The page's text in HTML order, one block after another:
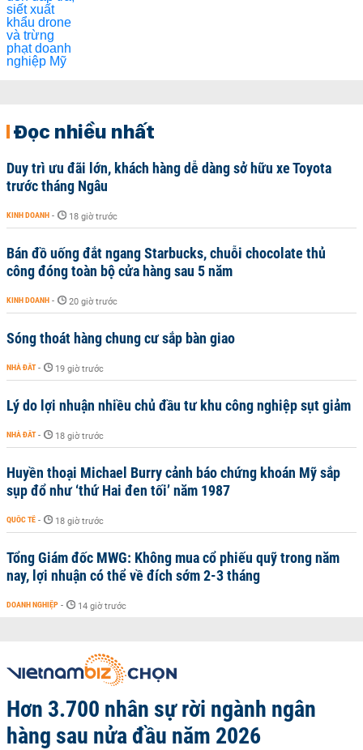
Đọc nhiều nhất
Duy trì ưu đãi lớn, khách hàng dễ dàng sở hữu xe Toyota
trước tháng Ngâu
KINH DOANH - 18 giờ trước
Bán đồ uống đắt ngang Starbucks, chuỗi chocolate thủ
công đóng toàn bộ cửa hàng sau 5 năm
KINH DOANH - 20 giờ trước
Sóng thoát hàng chung cư sắp bàn giao
NHÀ ĐẤT - 19 giờ trước
Lý do lợi nhuận nhiều chủ đầu tư khu công nghiệp sụt giảm
NHÀ ĐẤT - 18 giờ trước
Huyền thoại Michael Burry cảnh báo chứng khoán Mỹ sắp
sụp đổ như ‘thứ Hai đen tối’ năm 1987
QUỐC TẾ - 18 giờ trước
Tổng Giám đốc MWG: Không mua cổ phiếu quỹ trong năm
nay, lợi nhuận có thể về đích sớm 2-3 tháng
DOANH NGHIỆP - 14 giờ trước
Hơn 3.700 nhân sự rời ngành ngân
hàng sau nửa đầu năm 2026